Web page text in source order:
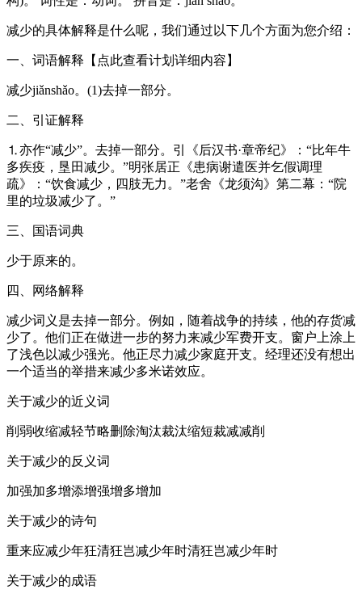
减少的具体解释是什么呢，我们通过以下几个方面为您介绍：
一、词语解释【点此查看计划详细内容】
减少jiǎnshǎo。(1)去掉一部分。
二、引证解释
⒈亦作“减少”。去掉一部分。引《后汉书·章帝纪》：“比年牛
多疾疫，垦田减少。”明张居正《患病谢遣医并乞假调理
疏》：“饮食减少，四肢无力。”老舍《龙须沟》第二幕：“院
里的垃圾减少了。”
三、国语词典
少于原来的。
四、网络解释
减少词义是去掉一部分。例如，随着战争的持续，他的存货减
少了。他们正在做进一步的努力来减少军费开支。窗户上涂上
了浅色以减少强光。他正尽力减少家庭开支。经理还没有想出
一个适当的举措来减少多米诺效应。
关于减少的近义词
削弱收缩减轻节略删除淘汰裁汰缩短裁减减削
关于减少的反义词
加强加多增添增强增多增加
关于减少的诗句
重来应减少年狂清狂岂减少年时清狂岂减少年时
关于减少的成语